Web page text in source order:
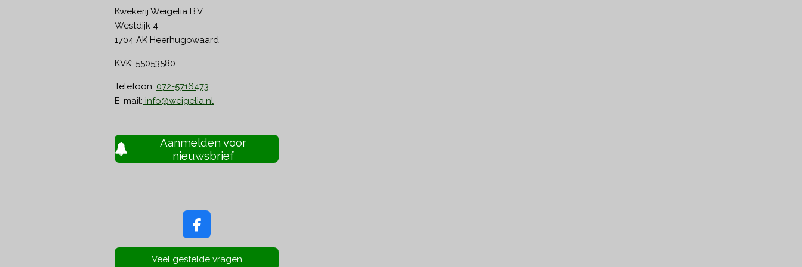
Kwekerij Weigelia B.V.
Westdijk 4
1704 AK Heerhugowaard
KVK: 55053580
Telefoon: 072-5716473
E-mail: info@weigelia.nl
Aanmelden voor
nieuwsbrief
F
c
Veel gestelde vragen